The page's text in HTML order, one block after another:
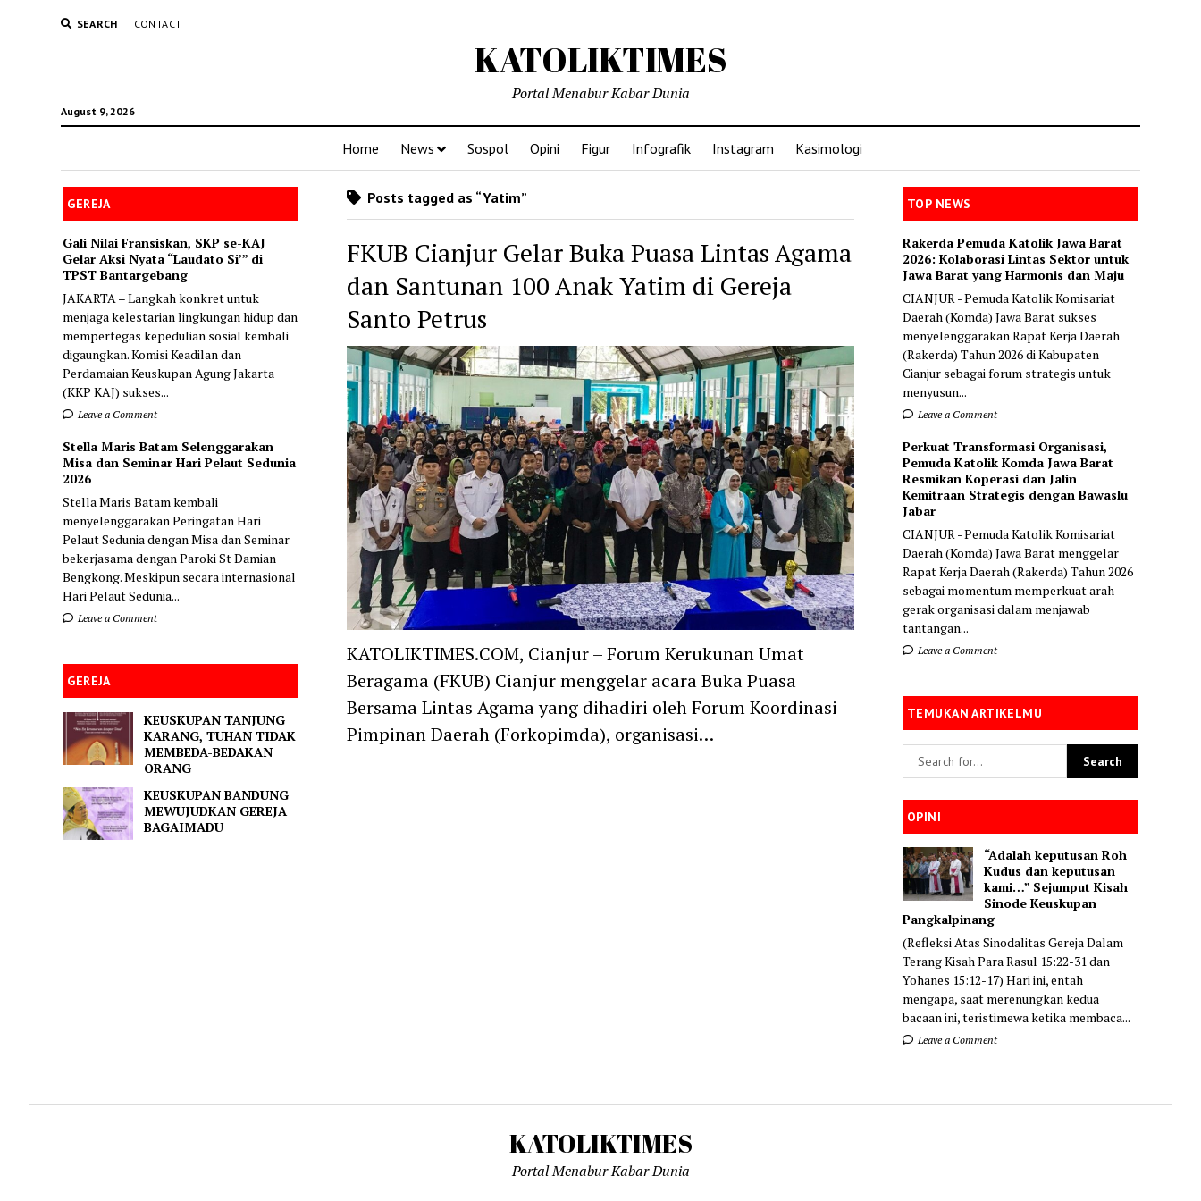
SEARCH CONTACT
KATOLIKTIMES
August 9, 2026
Portal Menabur Kabar Dunia
Home News Sospol Opini Figur Infografik Instagram Kasimologi
GEREJA
Gali Nilai Fransiskan, SKP se-KAJ
Gelar Aksi Nyata “Laudato Si’” di
TPST Bantargebang
JAKARTA – Langkah konkret untuk
menjaga kelestarian lingkungan hidup dan
mempertegas kepedulian sosial kembali
digaungkan. Komisi Keadilan dan
Perdamaian Keuskupan Agung Jakarta
(KKP KAJ) sukses...
Leave a Comment
Stella Maris Batam Selenggarakan
Misa dan Seminar Hari Pelaut Sedunia
2026
Stella Maris Batam kembali
menyelenggarakan Peringatan Hari
Pelaut Sedunia dengan Misa dan Seminar
bekerjasama dengan Paroki St Damian
Bengkong. Meskipun secara internasional
Hari Pelaut Sedunia...
Leave a Comment
GEREJA
KEUSKUPAN TANJUNG
KARANG, TUHAN TIDAK
MEMBEDA-BEDAKAN
ORANG
KEUSKUPAN BANDUNG
MEWUJUDKAN GEREJA
BAGAIMADU
Posts tagged as “Yatim”
FKUB Cianjur Gelar Buka Puasa Lintas Agama
dan Santunan 100 Anak Yatim di Gereja
Santo Petrus
KATOLIKTIMES.COM, Cianjur – Forum Kerukunan Umat
Beragama (FKUB) Cianjur menggelar acara Buka Puasa
Bersama Lintas Agama yang dihadiri oleh Forum Koordinasi
Pimpinan Daerah (Forkopimda), organisasi…
TOP NEWS
Rakerda Pemuda Katolik Jawa Barat
2026: Kolaborasi Lintas Sektor untuk
Jawa Barat yang Harmonis dan Maju
CIANJUR - Pemuda Katolik Komisariat
Daerah (Komda) Jawa Barat sukses
menyelenggarakan Rapat Kerja Daerah
(Rakerda) Tahun 2026 di Kabupaten
Cianjur sebagai forum strategis untuk
menyusun...
Leave a Comment
Perkuat Transformasi Organisasi,
Pemuda Katolik Komda Jawa Barat
Resmikan Koperasi dan Jalin
Kemitraan Strategis dengan Bawaslu
Jabar
CIANJUR - Pemuda Katolik Komisariat
Daerah (Komda) Jawa Barat menggelar
Rapat Kerja Daerah (Rakerda) Tahun 2026
sebagai momentum memperkuat arah
gerak organisasi dalam menjawab
tantangan...
Leave a Comment
TEMUKAN ARTIKELMU
OPINI
“Adalah keputusan Roh
Kudus dan keputusan
kami…” Sejumput Kisah
Sinode Keuskupan
Pangkalpinang
(Refleksi Atas Sinodalitas Gereja Dalam
Terang Kisah Para Rasul 15:22-31 dan
Yohanes 15:12-17) Hari ini, entah
mengapa, saat merenungkan kedua
bacaan ini, teristimewa ketika membaca...
Leave a Comment
KATOLIKTIMES
Portal Menabur Kabar Dunia